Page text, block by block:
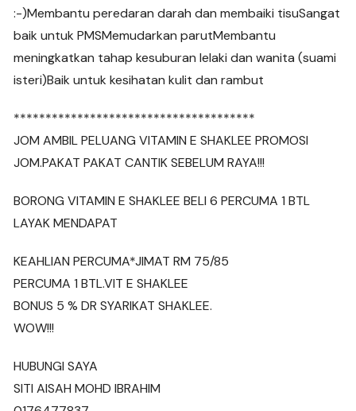
:-)Membantu peredaran darah dan membaiki tisuSangat
baik untuk PMSMemudarkan parutMembantu
meningkatkan tahap kesuburan lelaki dan wanita (suami
isteri)Baik untuk kesihatan kulit dan rambut
**************************************
JOM AMBIL PELUANG VITAMIN E SHAKLEE PROMOSI
JOM.PAKAT PAKAT CANTIK SEBELUM RAYA!!!
BORONG VITAMIN E SHAKLEE BELI 6 PERCUMA 1 BTL
LAYAK MENDAPAT
KEAHLIAN PERCUMA*JIMAT RM 75/85
PERCUMA 1 BTL.VIT E SHAKLEE
BONUS 5 % DR SYARIKAT SHAKLEE.
WOW!!!
HUBUNGI SAYA
SITI AISAH MOHD IBRAHIM